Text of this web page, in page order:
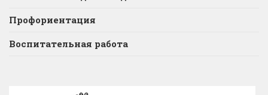
Профориентация
Воспитательная работа